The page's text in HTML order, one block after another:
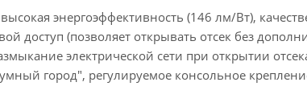
энергоэффективность (146 лм/Вт),
доступ (позволяет открывать отсек без
электрической сети при открытии
город", регулируемое консольное